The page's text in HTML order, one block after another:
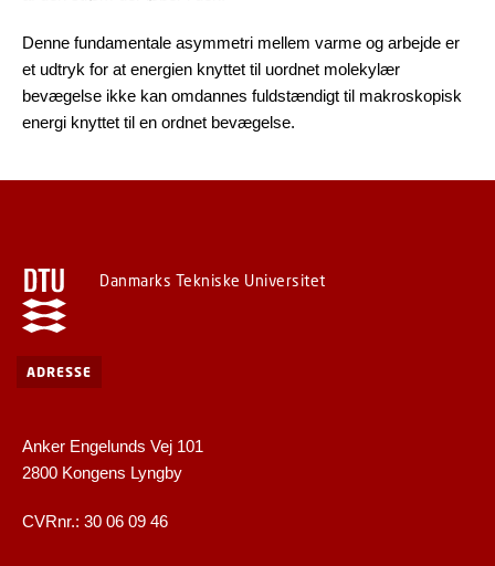
Denne fundamentale asymmetri mellem varme og arbejde er
et udtryk for at energien knyttet til uordnet molekylær
bevægelse ikke kan omdannes fuldstændigt til makroskopisk
energi knyttet til en ordnet bevægelse.
Danmarks Tekniske Universitet
ADRESSE
Anker Engelunds Vej 101
2800 Kongens Lyngby
CVRnr.: 30 06 09 46